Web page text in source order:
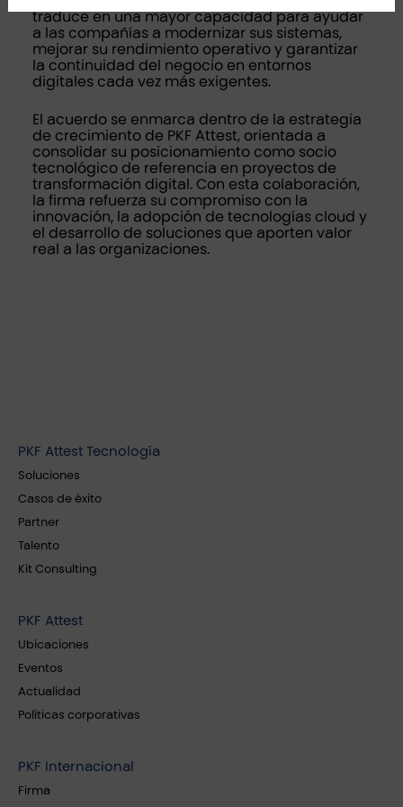
traduce en una mayor capacidad para ayudar
a las compañías a modernizar sus sistemas,
mejorar su rendimiento operativo y garantizar
la continuidad del negocio en entornos
digitales cada vez más exigentes.
El acuerdo se enmarca dentro de la estrategia
de crecimiento de PKF Attest, orientada a
consolidar su posicionamiento como socio
tecnológico de referencia en proyectos de
transformación digital. Con esta colaboración,
la firma refuerza su compromiso con la
innovación, la adopción de tecnologías cloud y
el desarrollo de soluciones que aporten valor
real a las organizaciones.
PKF Attest Tecnología
Soluciones
Casos de éxito
Partner
Talento
Kit Consulting
PKF Attest
Ubicaciones
Eventos
Actualidad
Políticas corporativas
PKF Internacional
Firma